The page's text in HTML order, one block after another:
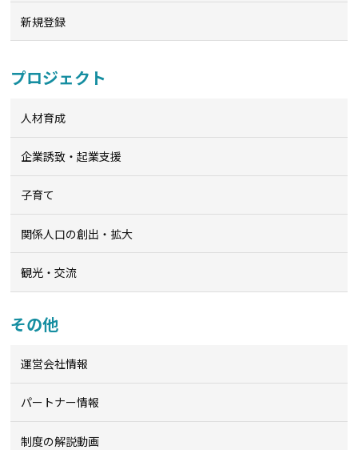
新規登録
プロジェクト
人材育成
企業誘致・起業支援
子育て
関係人口の創出・拡大
観光・交流
その他
運営会社情報
パートナー情報
制度の解説動画